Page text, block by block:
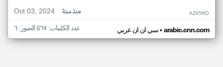
Oct 03, 2024
منذ سنة AZ95RO
سي ان ان عربي• arabic.cnn.com عدد الكلمات: ٥٦٧ الصور: ٦